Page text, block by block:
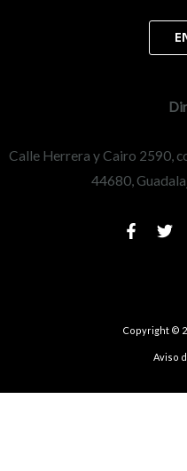
Calle Herrera y Cairo 2590,
44680,
Copyright ©
Aviso